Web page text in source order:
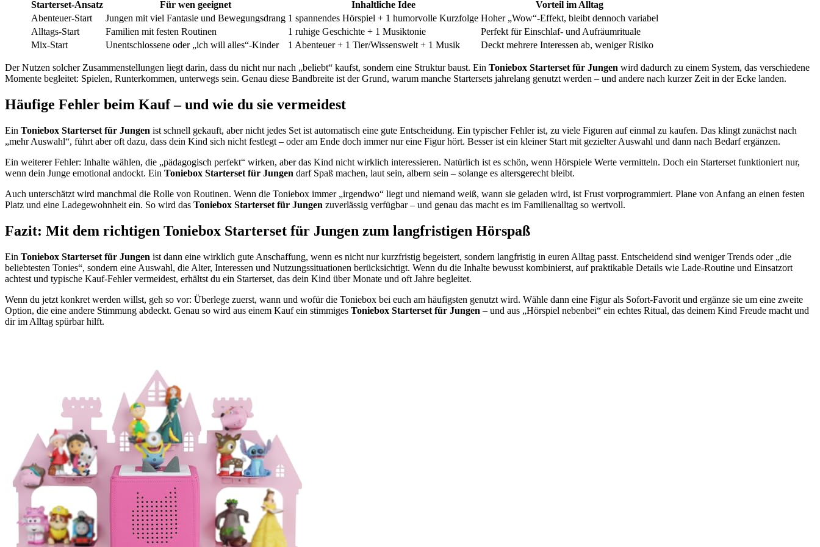
Starterset-Ansatz Für wen geeignet Inhaltliche Idee
Vorteil im Alltag
Abenteuer-Start
Jungen mit viel Fantasie und Bewegungsdrang 1 spannendes Hörspiel + 1 humorvolle Kurzfolge Hoher „Wow“-Effekt, bleibt dennoch variabel
Alltags-Start
Familien mit festen Routinen 1 ruhige Geschichte + 1 Musiktonie
Perfekt für Einschlaf- und Aufräumrituale
Mix-Start
Unentschlossene oder „ich will alles“-Kinder 1 Abenteuer + 1 Tier/Wissenswelt + 1 Musik Deckt mehrere Interessen ab, weniger Risiko
Der Nutzen solcher Zusammenstellungen liegt darin, dass du nicht nur nach „beliebt“ kaufst, sondern eine Struktur baust. Ein Toniebox Starterset für Jungen wird dadurch zu einem System, das verschiedene
Momente begleitet: Spielen, Runterkommen, unterwegs sein. Genau diese Bandbreite ist der Grund, warum manche Startersets jahrelang genutzt werden – und andere nach kurzer Zeit in der Ecke landen.
Häufige Fehler beim Kauf – und wie du sie vermeidest
Ein Toniebox Starterset für Jungen ist schnell gekauft, aber nicht jedes Set ist automatisch eine gute Entscheidung. Ein typischer Fehler ist, zu viele Figuren auf einmal zu kaufen. Das klingt zunächst nach
„mehr Auswahl“, führt aber oft dazu, dass dein Kind sich nicht festlegt – oder am Ende doch immer nur eine Figur hört. Besser ist ein kleiner Start mit gezielter Auswahl und dann nach Bedarf ergänzen.
Ein weiterer Fehler: Inhalte wählen, die „pädagogisch perfekt“ wirken, aber das Kind nicht wirklich interessieren. Natürlich ist es schön, wenn Hörspiele Werte vermitteln. Doch ein Starterset funktioniert nur,
wenn dein Junge emotional andockt. Ein Toniebox Starterset für Jungen darf Spaß machen, laut sein, albern sein – solange es altersgerecht bleibt.
Auch unterschätzt wird manchmal die Rolle von Routinen. Wenn die Toniebox immer „irgendwo“ liegt und niemand weiß, wann sie geladen wird, ist Frust vorprogrammiert. Plane von Anfang an einen festen
Platz und eine Ladegewohnheit ein. So wird das Toniebox Starterset für Jungen zuverlässig verfügbar – und genau das macht es im Familienalltag so wertvoll.
Fazit: Mit dem richtigen Toniebox Starterset für Jungen zum langfristigen Hörspaß
Ein Toniebox Starterset für Jungen ist dann eine wirklich gute Anschaffung, wenn es nicht nur kurzfristig begeistert, sondern langfristig in euren Alltag passt. Entscheidend sind weniger Trends oder „die
beliebtesten Tonies“, sondern eine Auswahl, die Alter, Interessen und Nutzungssituationen berücksichtigt. Wenn du die Inhalte bewusst kombinierst, auf praktikable Details wie Lade-Routine und Einsatzort
achtest und typische Kauf-Fehler vermeidest, erhältst du ein Starterset, das dein Kind über Monate und oft Jahre begleitet.
Wenn du jetzt konkret werden willst, geh so vor: Überlege zuerst, wann und wofür die Toniebox bei euch am häufigsten genutzt wird. Wähle dann eine Figur als Sofort-Favorit und ergänze sie um eine zweite
Option, die eine andere Stimmung abdeckt. Genau so wird aus einem Kauf ein stimmiges Toniebox Starterset für Jungen – und aus „Hörspiel nebenbei“ ein echtes Ritual, das deinem Kind Freude macht und
dir im Alltag spürbar hilft.